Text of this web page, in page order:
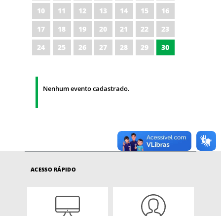
10
11 12 13 14 15
16
17
18 19 20 21 22
23
24
25 26 27 28 29 30
Nenhum evento cadastrado.
ACESSO RÁPIDO